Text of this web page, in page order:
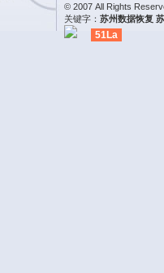
© 2007 All Rights
关键字： 苏州数据恢复
51La